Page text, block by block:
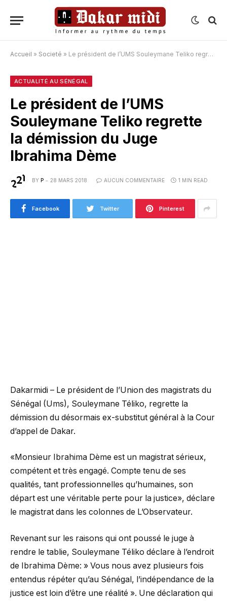
Accueil » Societé » Le président de l’UMS Souleymane Teliko regrette la démission du Juge Ibrahima Dème
ACTUALITÉ AU SÉNÉGAL
Le président de l’UMS
Souleymane Teliko regrette
la démission du Juge
Ibrahima Dème
BY P 28 MARS 2018 AUCUN COMMENTAIRE 1 MIN READ
Facebook Twitter Pinterest
Dakarmidi – Le président de l’Union des magistrats du
Sénégal (Ums), Souleymane Téliko, regrette la
démission du désormais ex-substitut général à la Cour
d’appel de Dakar.
«Monsieur Ibrahima Dème est un magistrat sérieux,
compétent et très engagé. Compte tenu de ses
qualités, tant professionnelles qu’humaines, son
départ est une véritable perte pour la justice», déclare
le magistrat dans les colonnes de L’Observateur.
Revenant sur les raisons qui ont poussé le juge à
rendre le tablie, Souleymane Téliko déclare à l’endroit
de Ibrahima Dème: » Vous nous avez plusieurs fois
entendus répéter qu’au Sénégal, l’indépendance de la
justice est loin d’être une réalité ». Une déclaration qui